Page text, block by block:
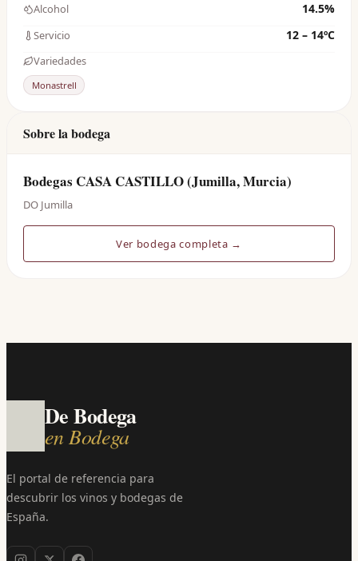
Alcohol 14.5%
Servicio 12 – 14ºC
Variedades
Monastrell
Sobre la bodega
Bodegas CASA CASTILLO (Jumilla, Murcia)
DO Jumilla
Ver bodega completa →
De Bodega
en Bodega
El portal de referencia para
descubrir los vinos y bodegas de
España.